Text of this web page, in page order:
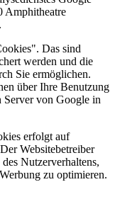
Amphitheatre
Das sind
werden und die
Sie ermöglichen.
über Ihre Benutzung
Server von Google in
erfolgt auf
Websitebetreiber
Nutzerverhaltens,
zu optimieren.